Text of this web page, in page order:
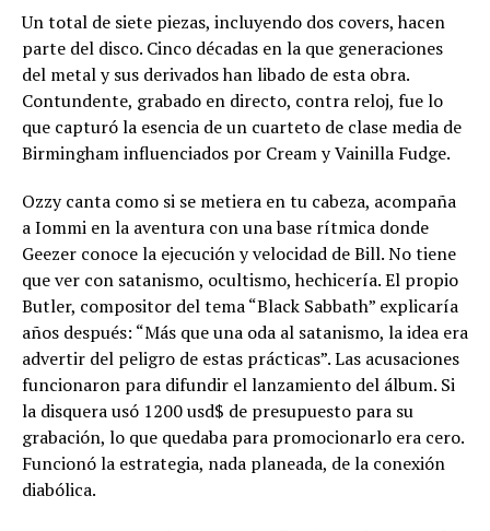
Un total de siete piezas, incluyendo dos covers, hacen
parte del disco. Cinco décadas en la que generaciones
del metal y sus derivados han libado de esta obra.
Contundente, grabado en directo, contra reloj, fue lo
que capturó la esencia de un cuarteto de clase media de
Birmingham influenciados por Cream y Vainilla Fudge.
Ozzy canta como si se metiera en tu cabeza, acompaña
a Iommi en la aventura con una base rítmica donde
Geezer conoce la ejecución y velocidad de Bill. No tiene
que ver con satanismo, ocultismo, hechicería. El propio
Butler, compositor del tema “Black Sabbath” explicaría
años después: “Más que una oda al satanismo, la idea era
advertir del peligro de estas prácticas”. Las acusaciones
funcionaron para difundir el lanzamiento del álbum. Si
la disquera usó 1200 usd$ de presupuesto para su
grabación, lo que quedaba para promocionarlo era cero.
Funcionó la estrategia, nada planeada, de la conexión
diabólica.